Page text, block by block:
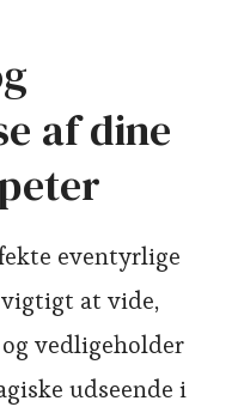
af dine
eventyrlige
at vide,
vedligeholder
udseende i